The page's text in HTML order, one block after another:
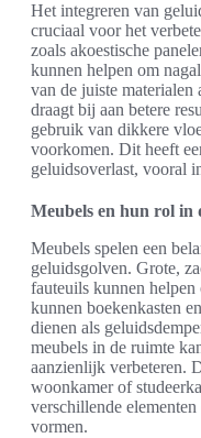
Het integreren van
cruciaal voor het
zoals akoestische
kunnen helpen om
van de juiste materialen
draagt bij aan betere
gebruik van dikkere
voorkomen. Dit heeft
geluidsoverlast, vooral
Meubels en hun rol in
Meubels spelen een
geluidsgolven. Grote,
fauteuils kunnen helpen
kunnen boekenkasten
dienen als
meubels in de ruimte
aanzienlijk verbeteren.
woonkamer of
verschillende
vormen.